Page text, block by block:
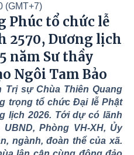
(GMT+7)
Phúc tổ chức lễ
2570, Dương lịch
năm Sư thầy
Ngôi Tam Bảo
Trị sự Chùa Thiên Quang
trọng tổ chức Đại lễ Phật
lịch 2026. Tới dự có lãnh
Phòng VH-XH, Ủy
ngành, đoàn thể của xã.